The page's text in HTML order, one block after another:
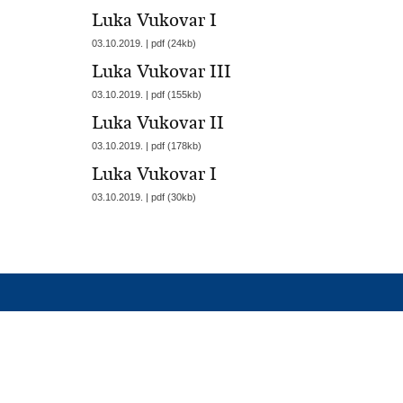
Luka Vukovar I
03.10.2019. | pdf (24kb)
Luka Vukovar III
03.10.2019. | pdf (155kb)
Luka Vukovar II
03.10.2019. | pdf (178kb)
Luka Vukovar I
03.10.2019. | pdf (30kb)